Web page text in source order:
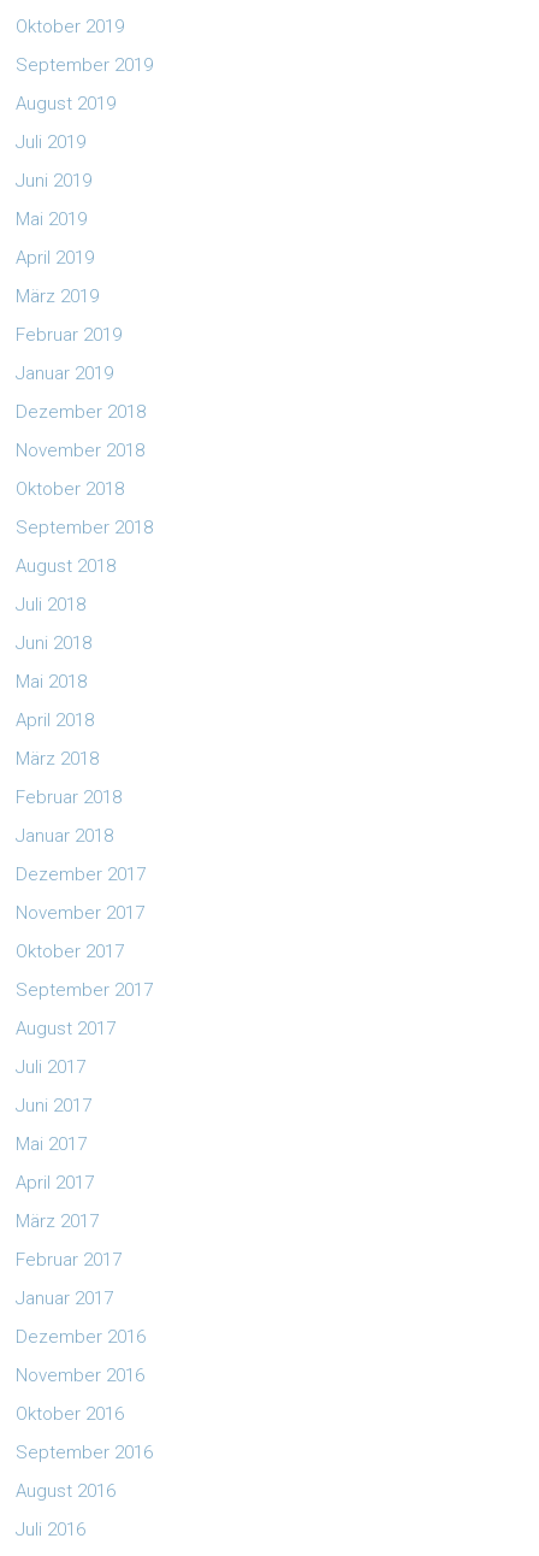
Oktober 2019
September 2019
August 2019
Juli 2019
Juni 2019
Mai 2019
April 2019
März 2019
Februar 2019
Januar 2019
Dezember 2018
November 2018
Oktober 2018
September 2018
August 2018
Juli 2018
Juni 2018
Mai 2018
April 2018
März 2018
Februar 2018
Januar 2018
Dezember 2017
November 2017
Oktober 2017
September 2017
August 2017
Juli 2017
Juni 2017
Mai 2017
April 2017
März 2017
Februar 2017
Januar 2017
Dezember 2016
November 2016
Oktober 2016
September 2016
August 2016
Juli 2016